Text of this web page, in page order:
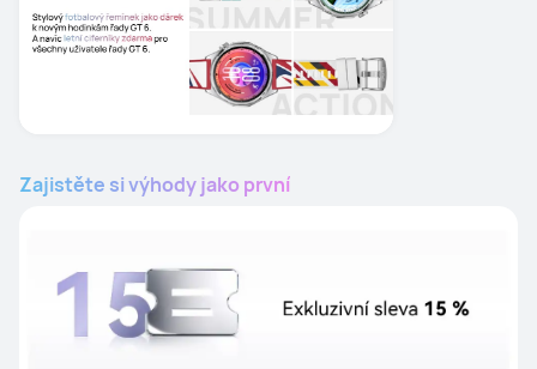
Zajistěte si výhody jako první